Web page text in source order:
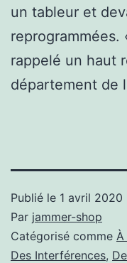
un tableur et
reprogrammées.
rappelé un haut
département de
Publié le 1 avril 2020
Par jammer-shop
Catégorisé comme
Des Interférences,